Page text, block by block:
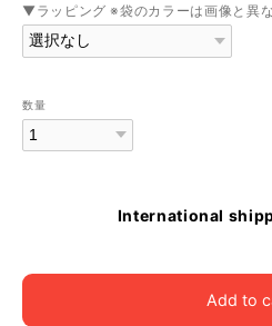
▼ラッピング ※袋のカラーは画像と異
数量
International
Add to